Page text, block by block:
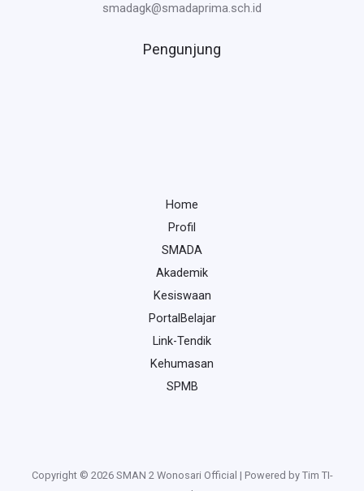
smadagk@smadaprima.sch.id
Pengunjung
Home
Profil
SMADA
Akademik
Kesiswaan
PortalBelajar
Link-Tendik
Kehumasan
SPMB
Copyright © 2026 SMAN 2 Wonosari Official | Powered by Tim TI-